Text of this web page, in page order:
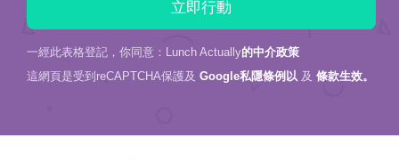
一經此表格登記，你同意：Lunch Actually的中介政策
這網頁是受到reCAPTCHA保護及 Google私隱條例以 及 條款生效。